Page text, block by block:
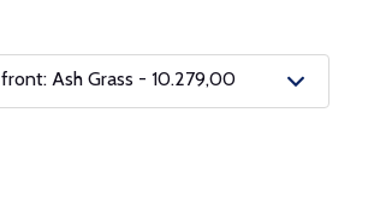
Ash Grass - 10.279,00